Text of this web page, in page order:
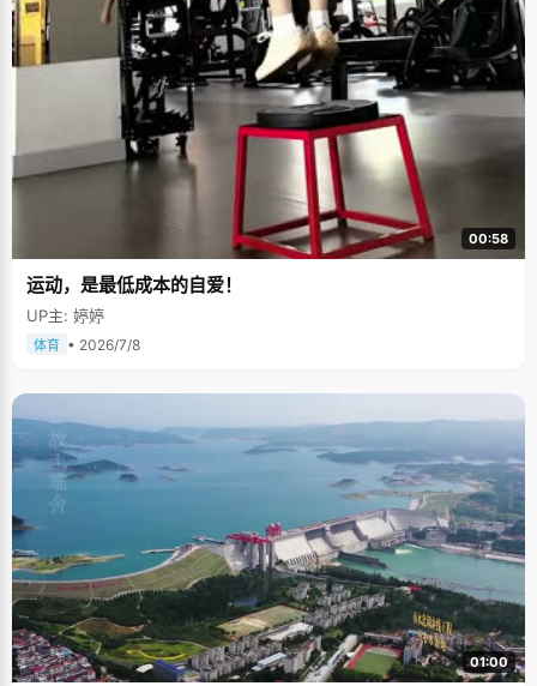
00:58
运动，是最低成本的自爱！
UP主: 婷婷
体育 • 2026/7/8
01:00